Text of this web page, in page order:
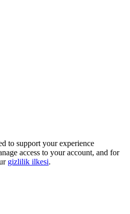
to support your experience
access to your account, and for
gizlilik ilkesi.